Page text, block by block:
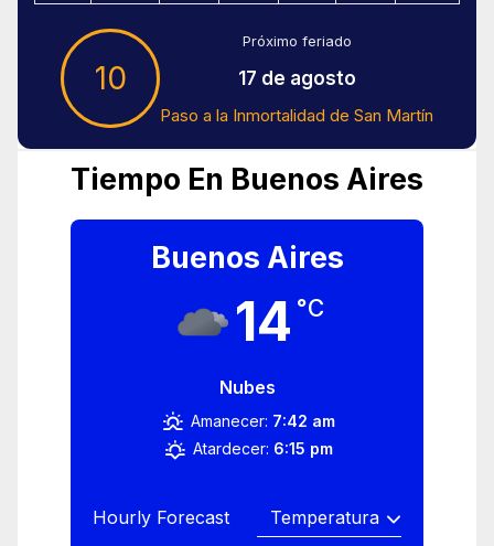
10
Próximo feriado
17 de agosto
Paso a la Inmortalidad de San Martín
Tiempo En Buenos Aires
Buenos Aires
14 °C
Nubes
Amanecer: 7:42 am
Atardecer: 6:15 pm
Hourly Forecast